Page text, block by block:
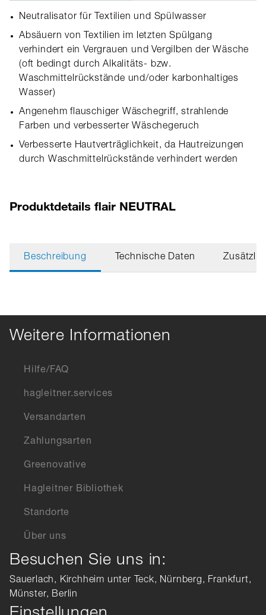
Neutralisator für Textilien und Spülwasser
Absäuern von Textilien im letzten Spülgang
verhindert ein Vergrauen und Vergilben der Wäsche
(oft bedingt durch Alkalitäts- bzw.
Waschmittelrückstände und/oder karbonhaltiges
Wasser)
Angenehm flauschiger Wäschegriff, strahlende
Farben und verbesserter Wäschegeruch
Verbesserte Hautverträglichkeit, da Hautreizungen
durch Waschmittelrückstände verhindert werden
Produktdetails flair NEUTRAL
Beschreibung Technische Daten
Weitere Informationen
Hilfe/FAQ
hagleitner.services
Versandarten
Zahlungsarten
Greenovative
Hagleitner Bibliothek
Standorte
Über uns
Besuchen Sie uns in:
Sauerlach, Kirchheim unter Teck, Nürnberg, Frankfurt,
Münster, Berlin